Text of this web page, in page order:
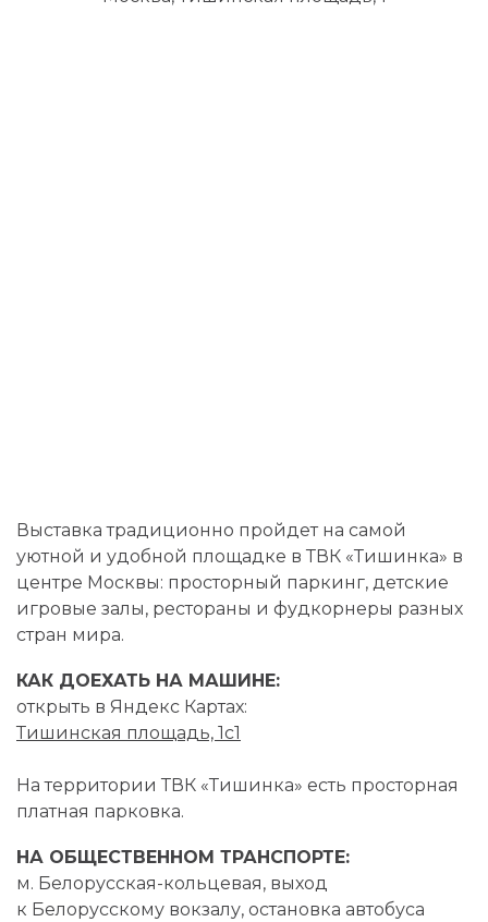
Выставка традиционно пройдет на самой
уютной и удобной площадке в ТВК «Тишинка» в
центре Москвы: просторный паркинг, детские
игровые залы, рестораны и фудкорнеры разных
стран мира.
КАК ДОЕХАТЬ НА МАШИНЕ:
открыть в Яндекс Картах:
Тишинская площадь, 1с1
На территории ТВК «Тишинка» есть просторная
платная парковка.
НА ОБЩЕСТВЕННОМ ТРАНСПОРТЕ:
м. Белорусская-кольцевая, выход
к Белорусскому вокзалу, остановка автобуса